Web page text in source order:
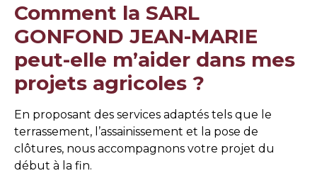
Comment la SARL
GONFOND JEAN-MARIE
peut-elle m’aider dans mes
projets agricoles ?
En proposant des services adaptés tels que le
terrassement, l’assainissement et la pose de
clôtures, nous accompagnons votre projet du
début à la fin.